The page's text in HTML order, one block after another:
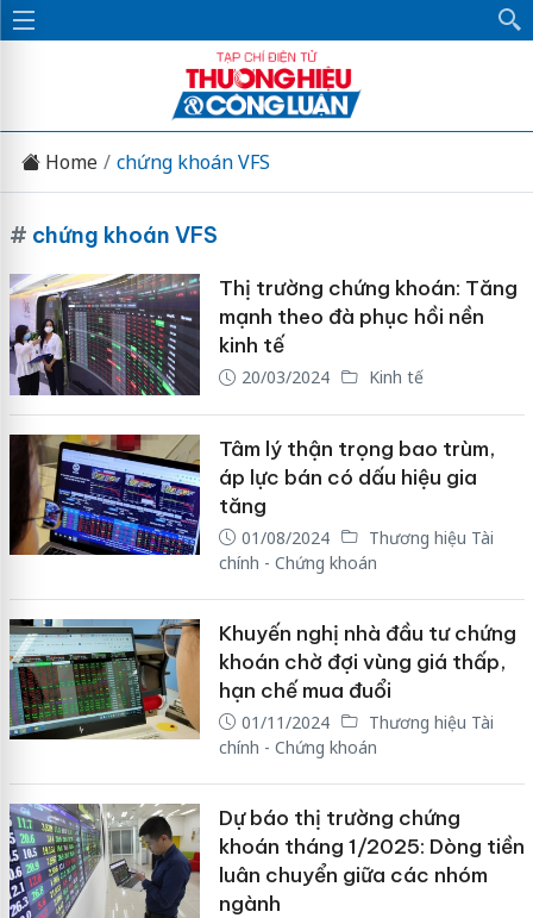
Home chứng khoán VFS
# chứng khoán VFS
Thị trường chứng khoán: Tăng
mạnh theo đà phục hồi nền
kinh tế
20/03/2024 Kinh tế
Tâm lý thận trọng bao trùm,
áp lực bán có dấu hiệu gia
tăng
01/08/2024
Thương hiệu Tài
chính - Chứng khoán
Khuyến nghị nhà đầu tư chứng
khoán chờ đợi vùng giá thấp,
hạn chế mua đuổi
01/11/2024
Thương hiệu Tài
chính - Chứng khoán
Dự báo thị trường chứng
khoán tháng 1/2025: Dòng tiền
luân chuyển giữa các nhóm
ngành